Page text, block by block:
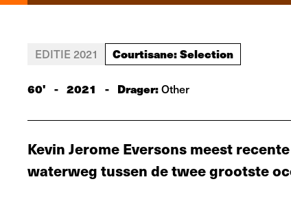
EDITIE 2021 Courtisane: Selection
60' - 2021 - Drager:Other
Kevin Jerome Eversons meest
waterweg tussen de twee grootste